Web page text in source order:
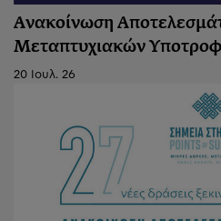
Ανακοίνωση
Μεταπτυχιακών
20 Ιουλ. 26